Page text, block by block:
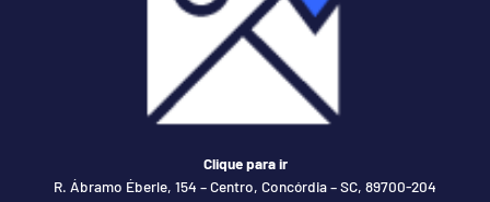
Clique para ir
R. Ábramo Éberle, 154 – Centro, Concórdia – SC, 89700-204